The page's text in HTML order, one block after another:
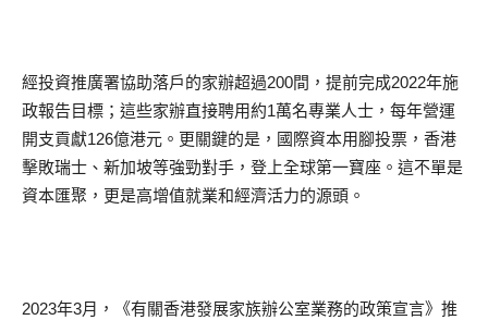
經投資推廣署協助落戶的家辦超過200間，提前完成2022年施
政報告目標；這些家辦直接聘用約1萬名專業人士，每年營運
開支貢獻126億港元。更關鍵的是，國際資本用腳投票，香港
擊敗瑞士、新加坡等強勁對手，登上全球第一寶座。這不單是
資本匯聚，更是高增值就業和經濟活力的源頭。
2023年3月，《有關香港發展家族辦公室業務的政策宣言》推